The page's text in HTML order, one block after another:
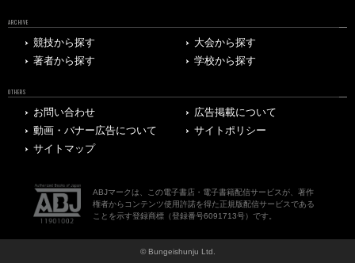
ARCHIVE
競技から探す
大会から探す
著者から探す
学校から探す
OTHERS
お問い合わせ
広告掲載について
動画・バナー広告について
サイトポリシー
サイトマップ
ABJマークは、この電子書店・電子書籍配信サービスが、著作
権者からコンテンツ使用許諾を得た正規版配信サービスである
ことを示す登録商標（登録番号6091713号）です。
© Bungeishunju Ltd.